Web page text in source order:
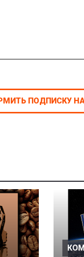
ПОДПИСКУ